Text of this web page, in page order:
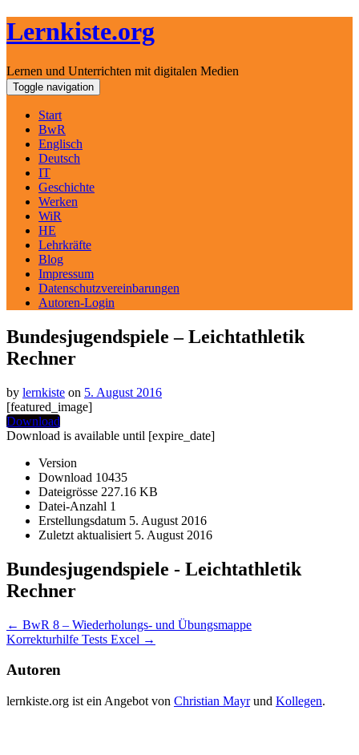
Lernkiste.org
Lernen und Unterrichten mit digitalen Medien
Skip
to
content
Toggle navigation
Start
BwR
Englisch
Deutsch
IT
Geschichte
Werken
WiR
HE
Lehrkräfte
Blog
Impressum
Datenschutzvereinbarungen
Autoren-Login
Bundesjugendspiele – Leichtathletik
Rechner
by lernkiste on 5. August 2016
[featured_image]
Download
Download is available until [expire_date]
Version
Download 10435
Dateigrösse 227.16 KB
Datei-Anzahl 1
Erstellungsdatum 5. August 2016
Zuletzt aktualisiert 5. August 2016
Bundesjugendspiele - Leichtathletik
Rechner
Post
navigation
← BwR 8 – Wiederholungs- und Übungsmappe
Korrekturhilfe Tests Excel →
Autoren
lernkiste.org ist ein Angebot von Christian Mayrund Kollegen.